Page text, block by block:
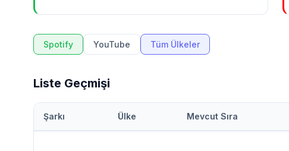
Spotify YouTube Tüm Ülkeler
Liste Geçmişi
Şarkı Ülke Mevcut Sıra